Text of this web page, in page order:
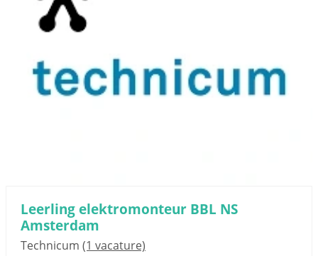
Leerling elektromonteur BBL NS
Amsterdam
Technicum (1 vacature)